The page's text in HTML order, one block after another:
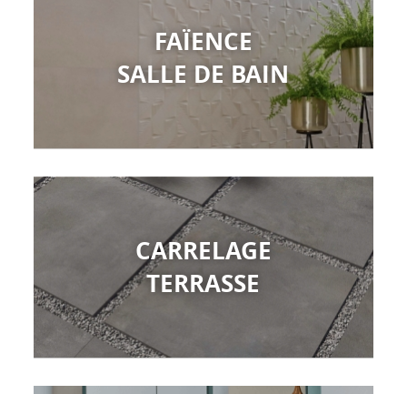
FAÏENCE
SALLE DE BAIN
CARRELAGE
TERRASSE